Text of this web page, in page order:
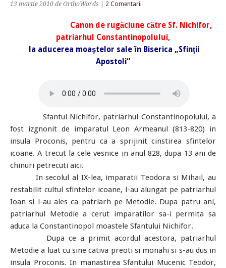
13 martie 2010 de OrthoWords 2 Comentarii
Canon de rugăciune către Sf. Nichifor,
patriarhul Constantinopolului,
la aducerea moaştelor sale în Biserica „Sfinţii
Apostoli“
Sfantul Nichifor, patriarhul Constantinopolului, a
fost izgnonit de imparatul Leon Armeanul (813-820) in
insula Proconis, pentru ca a sprijinit cinstirea sfintelor
icoane. A trecut la cele vesnice in anul 828, dupa 13 ani de
chinuri petrecuti aici.
In secolul al IX-lea, imparatii Teodora si Mihail, au
restabilit cultul sfintelor icoane, l-au alungat pe patriarhul
Ioan si l-au ales ca patriarh pe Metodie. Dupa patru ani,
patriarhul Metodie a cerut imparatilor sa-i permita sa
aduca la Constantinopol moastele Sfantului Nichifor.
Dupa ce a primit acordul acestora, patriarhul
Metodie a luat cu sine cativa preoti si monahi si s-au dus in
insula Proconis. In manastirea Sfantului Mucenic Teodor,